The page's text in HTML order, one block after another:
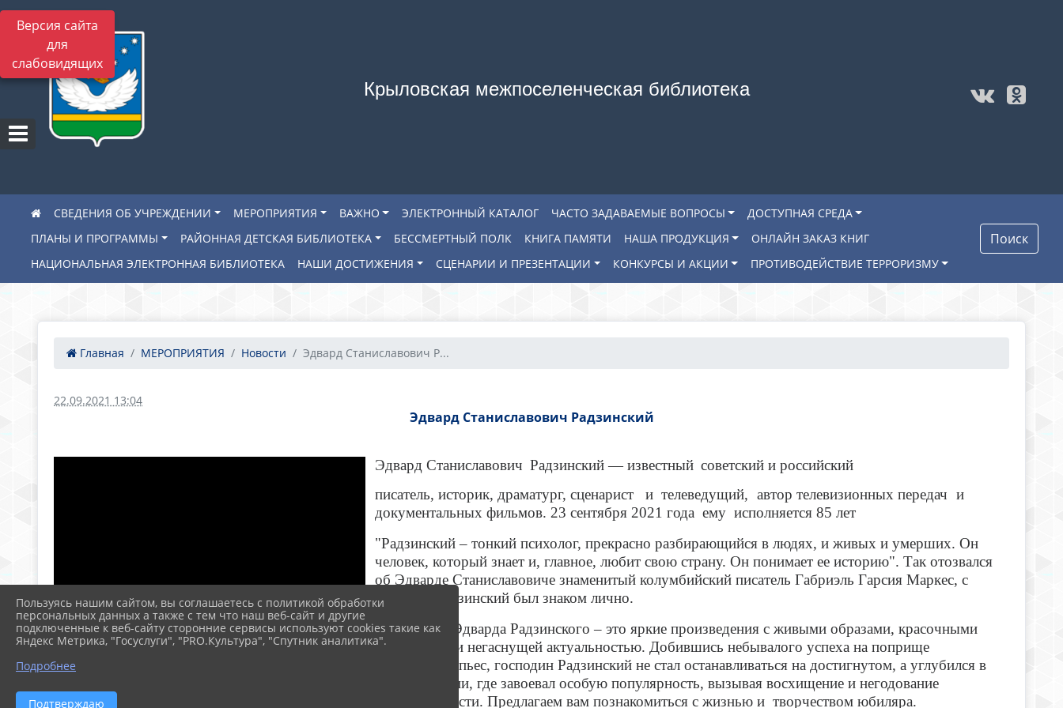
Версия сайта
для
слабовидящих
Крыловская межпоселенческая библиотека
СВЕДЕНИЯ ОБ УЧРЕЖДЕНИИ МЕРОПРИЯТИЯ ВАЖНО ЭЛЕКТРОННЫЙ КАТАЛОГ ЧАСТО ЗАДАВАЕМЫЕ ВОПРОСЫ
ДОСТУПНАЯ СРЕДА
ПЛАНЫ И ПРОГРАММЫ
РАЙОННАЯ ДЕТСКАЯ БИБЛИОТЕКА БЕССМЕРТНЫЙ ПОЛК КНИГА ПАМЯТИ НАША ПРОДУКЦИЯ
ОНЛАЙН ЗАКАЗ КНИГ
НАЦИОНАЛЬНАЯ ЭЛЕКТРОННАЯ БИБЛИОТЕКА
НАШИ ДОСТИЖЕНИЯ СЦЕНАРИИ И ПРЕЗЕНТАЦИИ КОНКУРСЫ И АКЦИИ ПРОТИВОДЕЙСТВИЕ ТЕРРОРИЗМУ
Поиск
Главная МЕРОПРИЯТИЯ Новости Эдвард Станиславович Р...
22.09.2021 13:04
Эдвард Станиславович Радзинский
Эдвард Станиславович Радзинский — известный советский и российский
писатель, историк, драматург, сценарист и телеведущий, автор телевизионных передач и
документальных фильмов. 23 сентября 2021 года ему исполняется 85 лет
"Радзинский – тонкий психолог, прекрасно разбирающийся в людях, и живых и умерших. Он
человек, который знает и, главное, любит свою страну. Он понимает ее историю". Так отозвался
об Эдварде Станиславовиче знаменитый колумбийский писатель Габриэль Гарсия Маркес, с
которым Радзинский был знаком лично.
Творчество Эдварда Радзинского – это яркие произведения с живыми образами, красочными
описаниями и негаснущей актуальностью. Добившись небывалого успеха на поприще
театральных пьес, господин Радзинский не стал останавливаться на достигнутом, а углубился в
дебри истории, где завоевал особую популярность, вызывая восхищение и негодование
общественности. Предлагаем вам познакомиться с жизнью и творчеством юбиляра.
Пользуясь нашим сайтом, вы соглашаетесь с политикой обработки
персональных данных а также с тем что наш веб-сайт и другие
подключенные к веб-сайту сторонние сервисы используют cookies такие как
Яндекс Метрика, "Госуслуги", "PRO.Культура", "Спутник аналитика".
Подробнее
Подтверждаю